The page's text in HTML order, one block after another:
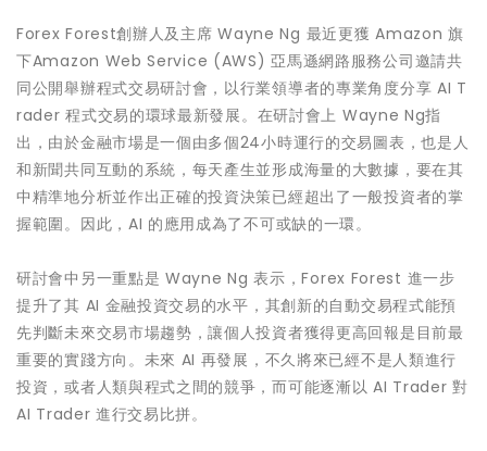
Forex Forest創辦人及主席 Wayne Ng 最近更獲 Amazon 旗
下Amazon Web Service (AWS) 亞馬遜網路服務公司邀請共
同公開舉辦程式交易研討會，以行業領導者的專業角度分享 AI T
rader 程式交易的環球最新發展。在研討會上 Wayne Ng指
出，由於金融市場是一個由多個24小時運行的交易圖表，也是人
和新聞共同互動的系統，每天產生並形成海量的大數據，要在其
中精準地分析並作出正確的投資決策已經超出了一般投資者的掌
握範圍。因此，AI 的應用成為了不可或缺的一環。
研討會中另一重點是 Wayne Ng 表示，Forex Forest 進一步
提升了其 AI 金融投資交易的水平，其創新的自動交易程式能預
先判斷未來交易市場趨勢，讓個人投資者獲得更高回報是目前最
重要的實踐方向。未來 AI 再發展，不久將來已經不是人類進行
投資，或者人類與程式之間的競爭，而可能逐漸以 AI Trader 對
AI Trader 進行交易比拼。